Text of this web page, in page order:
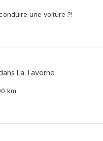
une voiture ?!
La Taverne
km.